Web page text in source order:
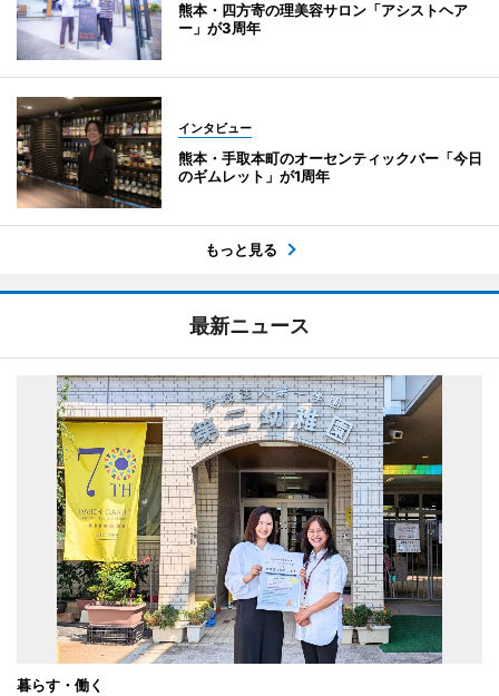
熊本・四方寄の理美容サロン「アシストヘア
ー」が3周年
インタビュー
熊本・手取本町のオーセンティックバー「今日
のギムレット」が1周年
もっと見る
最新ニュース
暮らす・働く